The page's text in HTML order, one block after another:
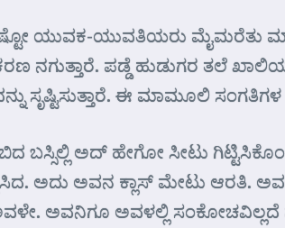
ಯುವಕ-ಯುವತಿಯರು ಮೈಮರೆತು
ನಗುತ್ತಾರೆ. ಪಡ್ಡೆ ಹುಡುಗರ ತಲೆ
ಸೃಷ್ಟಿಸುತ್ತಾರೆ. ಈ ಮಾಮೂಲಿ
ಬಸ್ಸಿಲ್ಲಿ ಅದ್ ಹೇಗೋ ಸೀಟು
ಅದು ಅವನ ಕ್ಲಾಸ್ ಮೇಟು ಆರತಿ.
ಅವನಿಗೂ ಅವಳಲ್ಲಿ ಸಂಕೋಚವಿಲ್ಲದೆ